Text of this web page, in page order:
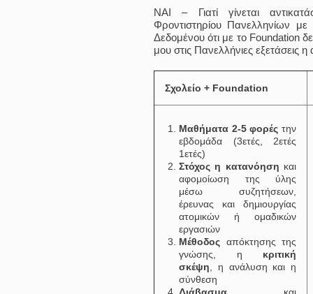
ΝΑΙ – Γιατί γίνεται
Φροντιστηρίου Πανελληνίων
Δεδομένου ότι με το Foundation
μου στις Πανελλήνιες εξετάσεις
Σχολείο + Foundation
Μαθήματα 2-5 φορές την
εβδομάδα (3ετές, 2ετές
1ετές)
Στόχος η κατανόηση και
αφομοίωση της ύλης
μέσω συζητήσεων,
έρευνας και δημιουργίας
ατομικών ή ομαδικών
εργασιών
Μέθοδος απόκτησης της
γνώσης, η κριτική
σκέψη , η ανάλυση και η
σύνθεση